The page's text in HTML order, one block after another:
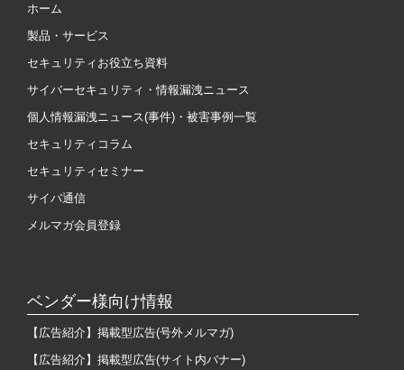
ホーム
製品・サービス
セキュリティお役立ち資料
サイバーセキュリティ・情報漏洩ニュース
個人情報漏洩ニュース(事件)・被害事例一覧
セキュリティコラム
セキュリティセミナー
サイバ通信
メルマガ会員登録
ベンダー様向け情報
【広告紹介】掲載型広告(号外メルマガ)
【広告紹介】掲載型広告(サイト内バナー)